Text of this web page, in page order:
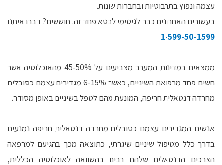
עצמה ונפוץ בתרבוטיות ובחברות שונות.
בעשורים האחרונים כבר לגיטימי לבטא פחד זה. חוששים? דברו איתנו
1-599-50-1599
ממצאים במדינות המערב מצביעים על 45-50% מהאוכלוסיה אשר
חשים פחד מרפואת השיניים, כאשר 6-15% מגדירים עצמם כסובלים
מחרדה דנטאלית חריפה, המונעת מהם לטפל בשיניים באופן מסודר.
אנשים המגדירים עצמם כסובלים מחרדה דנטאלית חריפה נמנעים
בדרך כלל מטיפול שיניים שיגרתי, כתוצאה מכך בהגיעם למרפאה
הצרכים הדנטאלים שלהם רבים בהשוואה לאוכלוסיה הכללית,